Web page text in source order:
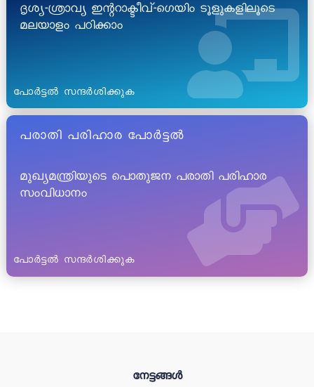
ദൃശ്യ-ശ്രാവ്യ ഇന്ററാക്ടീവ്-ഗെയിം ടൂളുകളിലൂടെ
മലയാളം പഠിക്കാം
പോർട്ടൽ സന്ദർശിക്കുക
പരാതി പരിഹാര പോർട്ടൽ
മുഖ്യമന്ത്രിയുടെ പൊതുജന പരാതി പരിഹാര
സംവിധാനം
പോർട്ടൽ സന്ദർശിക്കുക
നേട്ടങ്ങൾ